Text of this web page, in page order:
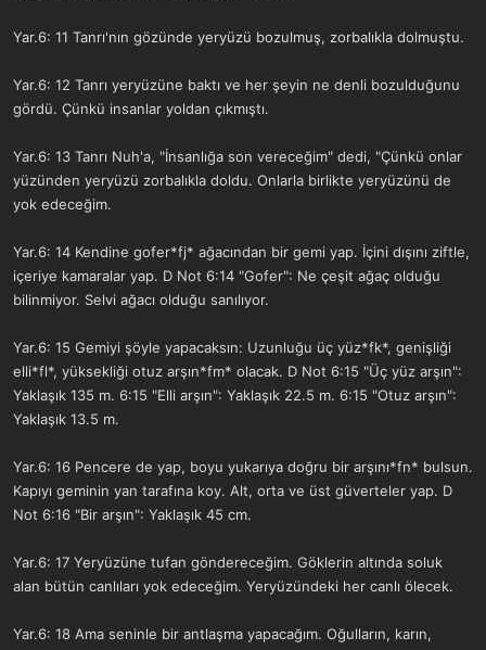
Yar.6: 11 Tanrı'nın gözünde yeryüzü bozulmuş, zorbalıkla dolmuştu.
Yar.6: 12 Tanrı yeryüzüne baktı ve her şeyin ne denli bozulduğunu
gördü. Çünkü insanlar yoldan çıkmıştı.
Yar.6: 13 Tanrı Nuh'a, "İnsanlığa son vereceğim" dedi, "Çünkü onlar
yüzünden yeryüzü zorbalıkla doldu. Onlarla birlikte yeryüzünü de
yok edeceğim.
Yar.6: 14 Kendine gofer*fj* ağacından bir gemi yap. İçini dışını ziftle,
içeriye kamaralar yap. D Not 6:14 "Gofer": Ne çeşit ağaç olduğu
bilinmiyor. Selvi ağacı olduğu sanılıyor.
Yar.6: 15 Gemiyi şöyle yapacaksın: Uzunluğu üç yüz*fk*, genişliği
elli*fl*, yüksekliği otuz arşın*fm* olacak. D Not 6:15 "Üç yüz arşın":
Yaklaşık 135 m. 6:15 "Elli arşın": Yaklaşık 22.5 m. 6:15 "Otuz arşın":
Yaklaşık 13.5 m.
Yar.6: 16 Pencere de yap, boyu yukarıya doğru bir arşını*fn* bulsun.
Kapıyı geminin yan tarafına koy. Alt, orta ve üst güverteler yap. D
Not 6:16 "Bir arşın": Yaklaşık 45 cm.
Yar.6: 17 Yeryüzüne tufan göndereceğim. Göklerin altında soluk
alan bütün canlıları yok edeceğim. Yeryüzündeki her canlı ölecek.
Yar.6: 18 Ama seninle bir antlaşma yapacağım. Oğulların, karın,